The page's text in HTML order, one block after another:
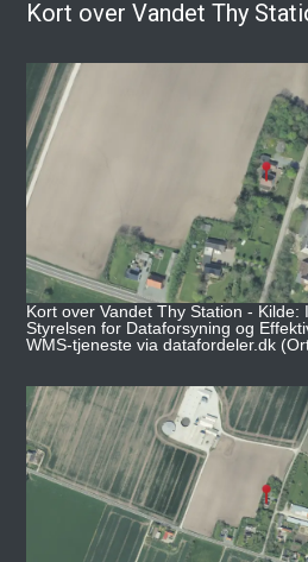
Kort over Vandet Thy
Kort over Vandet Thy Station - Kilde:
Styrelsen for Dataforsyning og
WMS-tjeneste via datafordeler.dk